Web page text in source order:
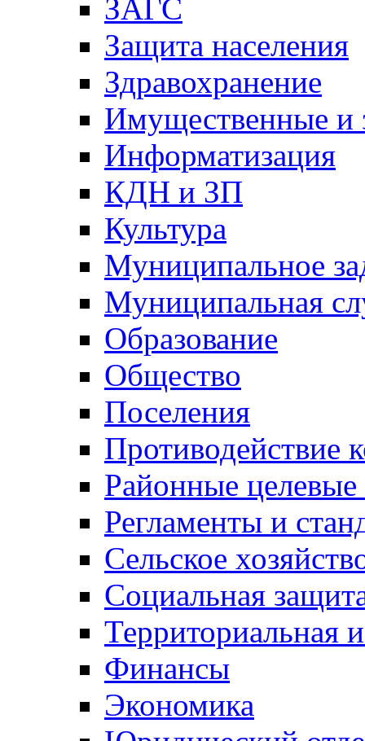
ЗАГС
Защита населения
Здравохранение
Имущественные и
Информатизация
КДН и ЗП
Культура
Муниципальное
Муниципальная
Образование
Общество
Поселения
Противодействие
Районные
Регламенты и
Сельское
Социальная
Территориальная
Финансы
Экономика